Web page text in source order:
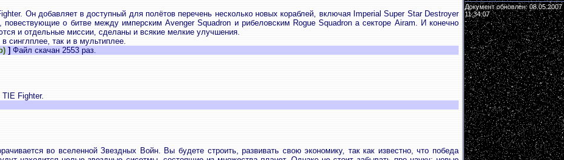
Он добавляет в доступный для полётов перечень несколько новых кораблей, включая Imperial Super Star Destroyer
о битве между имперским Avenger Squadron и рибеловским Rogue Squadron а секторе Airam. И конечно
и отдельные миссии, сделаны и всякие мелкие улучшения.
синглплее, так и в мультиплее.
] Файл скачан 2553 раз.
Fighter.
во вселенной Звездных Войн. Вы будете строить, развивать свою экономику, так как известно, что победа
Документ обновлен: 08.05.2007
11:34:07
-